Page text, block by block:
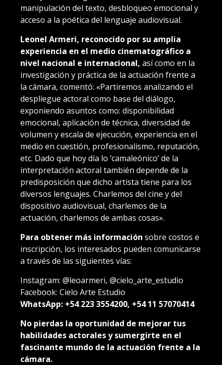
manipulación del texto, desbloqueo emocional y
acceso a la poética del lenguaje audiovisual.
Leonel Armeri, reconocido por su amplia
experiencia en el medio cinematográfico a
nivel nacional e internacional, así como en la
investigación y práctica de la actuación frente a
la cámara, comentó: «Partiremos analizando el
despliegue actoral como base del diálogo,
exponiendo asuntos como: disponibilidad
emocional, aplicación de técnica, diversidad de
volumen y escala de ejecución, experiencia en el
medio en cuestión, profesionalismo, reputación,
etc. Dado que hoy día lo ‘camaleónico’ de la
interpretación actoral también depende de la
predisposición que dicho artista tiene para los
diversos lenguajes. Charlemos del cine y del
dispositivo audiovisual, charlemos de la
actuación, charlemos de ambas cosas».
Para obtener más información sobre costos e
inscripción, los interesados pueden comunicarse
a través de las siguientes vías:
Instagram: @leoarmeri, @cielo_arte_estudio
Facebook: Cielo Arte Estudio
WhatsApp: +54 223 3554200, +54 11 57070414
No pierdas la oportunidad de mejorar tus
habilidades actorales y sumergirte en el
fascinante mundo de la actuación frente a la
cámara.